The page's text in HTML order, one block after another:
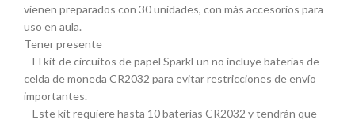
vienen preparados con 30 unidades, con más accesorios para
uso en aula.
Tener presente
– El kit de circuitos de papel SparkFun no incluye baterías de
celda de moneda CR2032 para evitar restricciones de envío
importantes.
– Este kit requiere hasta 10 baterías CR2032 y tendrán que